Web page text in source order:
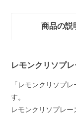
商品の説
レモンクリソプ
「レモンクリソプ
す。
レモンクリソプレ